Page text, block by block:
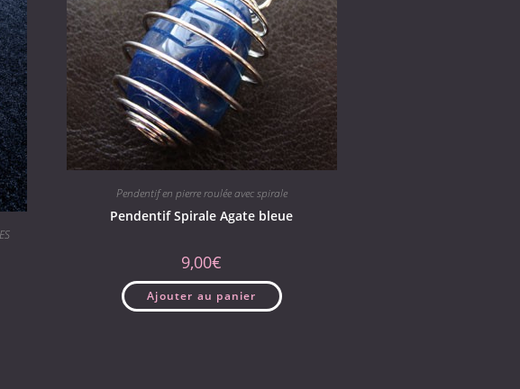
Pendentif en pierre roulée avec spirale
Pendentif Spirale Agate bleue
9,00€
Ajouter au panier